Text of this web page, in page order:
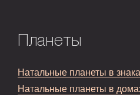
Планеты
Натальные планеты в
Натальные планеты в